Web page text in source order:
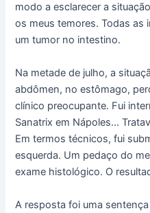
modo a esclarecer a
os meus temores. Todas as
um tumor no intestino.
Na metade de julho, a
abdômen, no estômago,
clínico preocupante. Fui
Sanatrix em Nápoles…
Em termos técnicos, fui
esquerda. Um pedaço do
exame histológico. O
A resposta foi uma